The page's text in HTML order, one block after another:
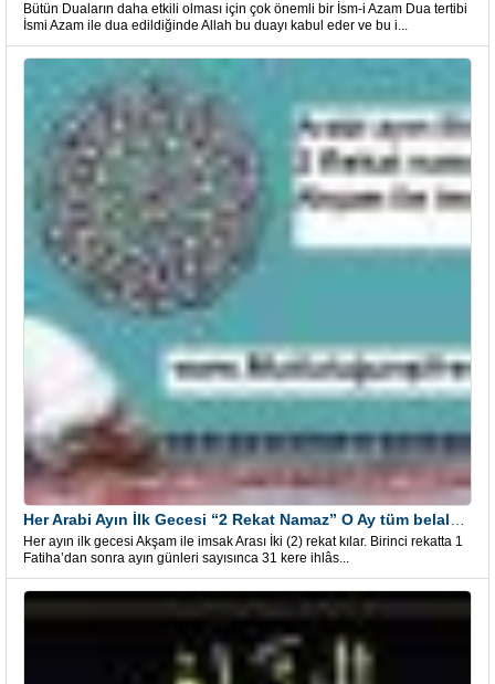
Bütün Duaların daha etkili olması için çok önemli bir İsm-i Azam Dua tertibi
İsmi Azam ile dua edildiğinde Allah bu duayı kabul eder ve bu i...
Her ayın ilk gecesi Akşam ile imsak Arası İki (2) rekat kılar. Birinci rekatta 1
Fatiha’dan sonra ayın günleri sayısınca 31 kere ihlâs...